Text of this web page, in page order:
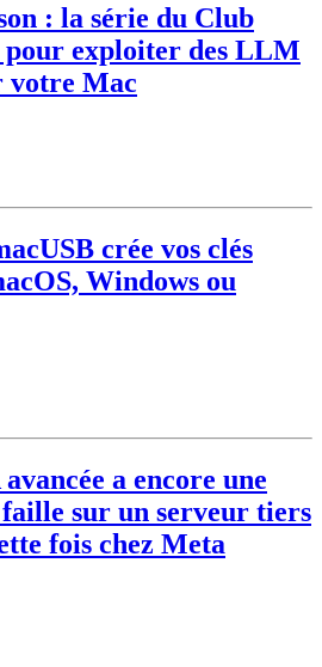
: la série du Club
pour exploiter des LLM
votre Mac
crée vos clés
Windows ou
a encore une
sur un serveur tiers
fois chez Meta